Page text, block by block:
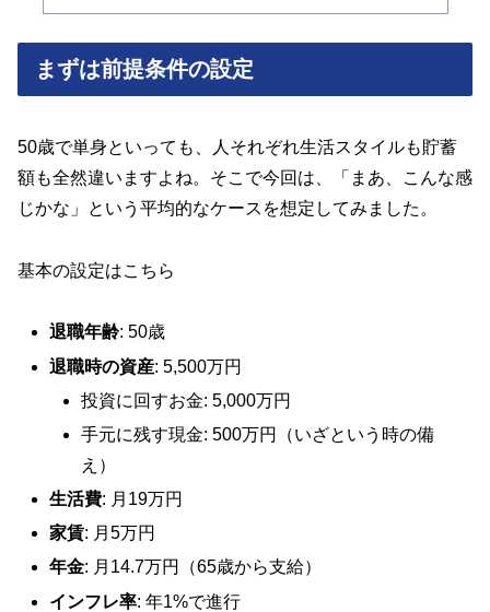
まずは前提条件の設定
50歳で単身といっても、人それぞれ生活スタイルも貯蓄
額も全然違いますよね。そこで今回は、「まあ、こんな感
じかな」という平均的なケースを想定してみました。
基本の設定はこちら
退職年齢: 50歳
退職時の資産: 5,500万円
投資に回すお金: 5,000万円
手元に残す現金: 500万円（いざという時の備
え）
生活費: 月19万円
家賃: 月5万円
年金: 月14.7万円（65歳から支給）
インフレ率: 年1%で進行